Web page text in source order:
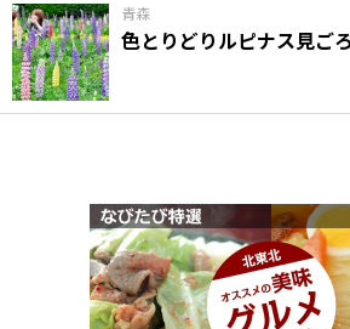
青森
色とりどりルピナス見ご